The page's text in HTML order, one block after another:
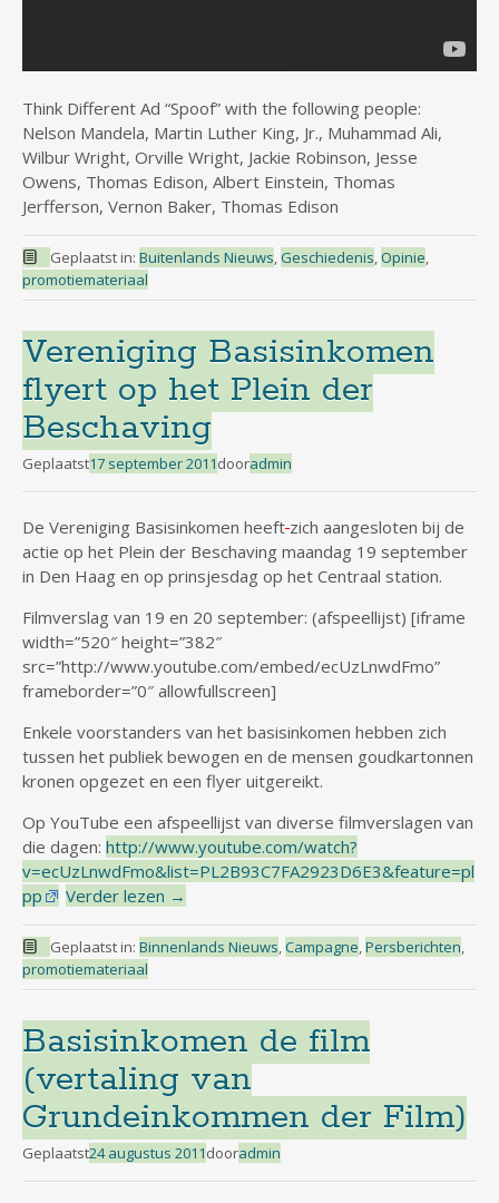
Think Different Ad “Spoof” with the following people:
Nelson Mandela, Martin Luther King, Jr., Muhammad Ali,
Wilbur Wright, Orville Wright, Jackie Robinson, Jesse
Owens, Thomas Edison, Albert Einstein, Thomas
Jerfferson, Vernon Baker, Thomas Edison
Geplaatst in: Buitenlands Nieuws, Geschiedenis, Opinie,
promotiemateriaal
Vereniging Basisinkomen
flyert op het Plein der
Beschaving
Geplaatst17 september 2011dooradmin
De Vereniging Basisinkomen heeft zich aangesloten bij de
actie op het Plein der Beschaving maandag 19 september
in Den Haag en op prinsjesdag op het Centraal station.
Filmverslag van 19 en 20 september: (afspeellijst) [iframe
width=”520″ height=”382″
src=”http://www.youtube.com/embed/ecUzLnwdFmo”
frameborder=”0″ allowfullscreen]
Enkele voorstanders van het basisinkomen hebben zich
tussen het publiek bewogen en de mensen goudkartonnen
kronen opgezet en een flyer uitgereikt.
Op YouTube een afspeellijst van diverse filmverslagen van
die dagen: http://www.youtube.com/watch?
v=ecUzLnwdFmo&list=PL2B93C7FA2923D6E3&feature=pl
pp
Verder lezen →
Geplaatst in: Binnenlands Nieuws,Campagne,Persberichten,
promotiemateriaal
Basisinkomen de film
(vertaling van
Grundeinkommen der Film)
Geplaatst24 augustus 2011dooradmin